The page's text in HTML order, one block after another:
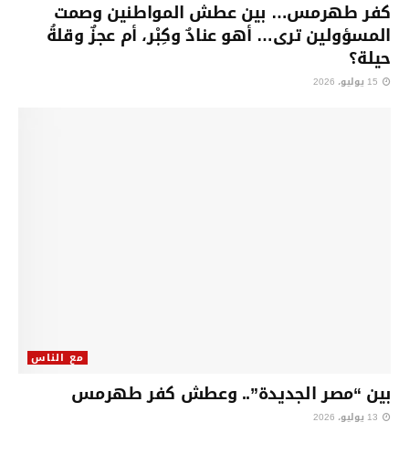
كفر طهرمس… بين عطش المواطنين وصمت
المسؤولين ترى… أهو عنادٌ وكِبْر، أم عجزٌ وقلةُ
حيلة؟
مع الناس
بين “مصر الجديدة”.. وعطش كفر طهرمس